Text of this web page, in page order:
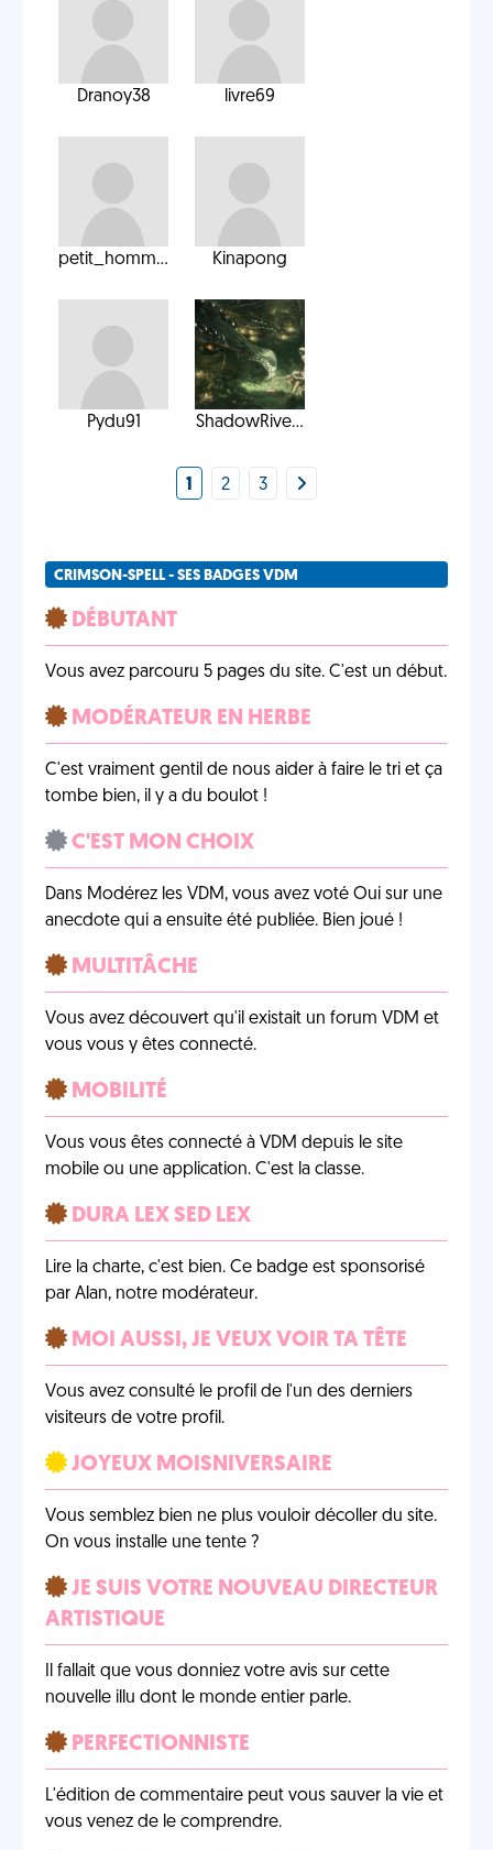
Dranoy38 livre69
petit_homm... Kinapong
Pydu91 ShadowRive...
1 2 3
CRIMSON-SPELL - SES BADGES VDM
DÉBUTANT
Vous avez parcouru 5 pages du site. C'est un début.
MODÉRATEUR EN HERBE
C'est vraiment gentil de nous aider à faire le tri et ça
tombe bien, il y a du boulot !
C'EST MON CHOIX
Dans Modérez les VDM, vous avez voté Oui sur une
anecdote qui a ensuite été publiée. Bien joué !
MULTITÂCHE
Vous avez découvert qu'il existait un forum VDM et
vous vous y êtes connecté.
MOBILITÉ
Vous vous êtes connecté à VDM depuis le site
mobile ou une application. C'est la classe.
DURA LEX SED LEX
Lire la charte, c'est bien. Ce badge est sponsorisé
par Alan, notre modérateur.
MOI AUSSI, JE VEUX VOIR TA TÊTE
Vous avez consulté le profil de l'un des derniers
visiteurs de votre profil.
JOYEUX MOISNIVERSAIRE
Vous semblez bien ne plus vouloir décoller du site.
On vous installe une tente ?
JE SUIS VOTRE NOUVEAU DIRECTEUR
ARTISTIQUE
Il fallait que vous donniez votre avis sur cette
nouvelle illu dont le monde entier parle.
PERFECTIONNISTE
L'édition de commentaire peut vous sauver la vie et
vous venez de le comprendre.